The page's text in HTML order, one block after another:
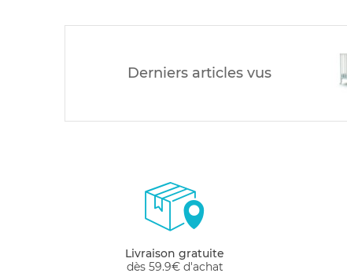
Derniers articles vus
Livraison gratuite
dès 59.9€ d'achat